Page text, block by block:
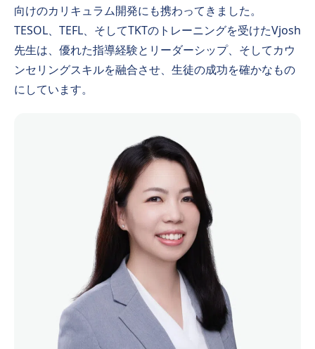
向けのカリキュラム開発にも携わってきました。
TESOL、TEFL、そしてTKTのトレーニングを受けたVjosh
先生は、優れた指導経験とリーダーシップ、そしてカウ
ンセリングスキルを融合させ、生徒の成功を確かなもの
にしています。